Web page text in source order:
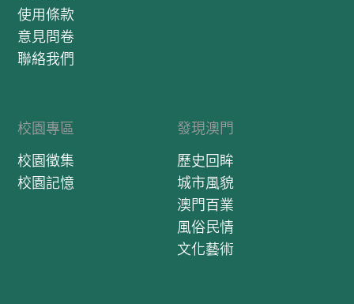
使用條款
意見問卷
聯絡我們
校園專區
校園徵集
校園記憶
發現澳門
歷史回眸
城市風貌
澳門百業
風俗民情
文化藝術